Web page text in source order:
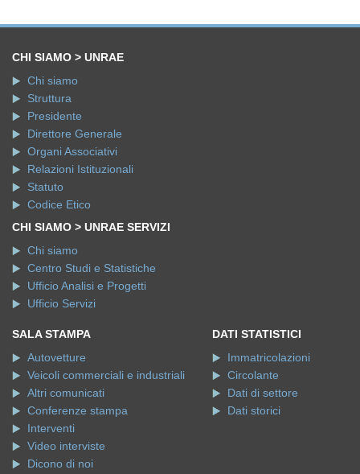
CHI SIAMO > UNRAE
Chi siamo
Struttura
Presidente
Direttore Generale
Organi Associativi
Relazioni Istituzionali
Statuto
Codice Etico
CHI SIAMO > UNRAE SERVIZI
Chi siamo
Centro Studi e Statistiche
Ufficio Analisi e Progetti
Ufficio Servizi
SALA STAMPA
Autovetture
Veicoli commerciali e industriali
Altri comunicati
Conferenze stampa
Interventi
Video interviste
Dicono di noi
DATI STATISTICI
Immatricolazioni
Circolante
Dati di settore
Dati storici